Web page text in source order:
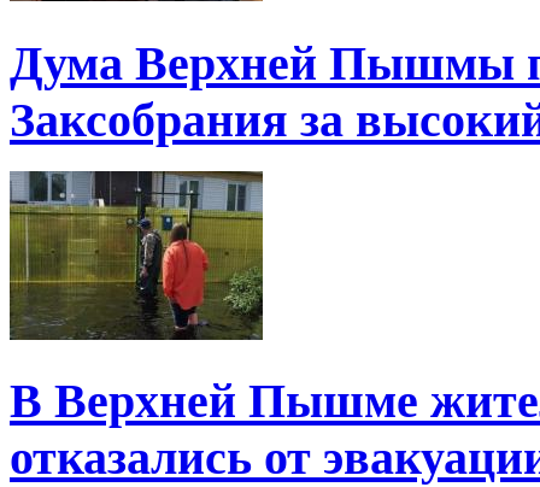
Дума Верхней Пышмы
Заксобрания за
В Верхней Пышме
отказались от